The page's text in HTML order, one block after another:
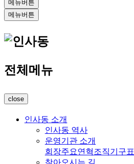
메뉴버튼
메뉴버튼
전체메뉴
close
인사동 소개
인사동 역사
운영기관 소개
회장주요연혁조직기구표
찾아오시는 길